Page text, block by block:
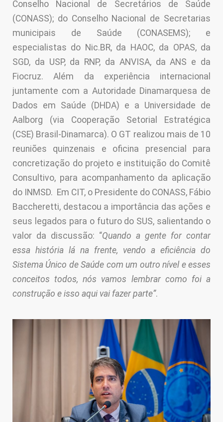
Conselho Nacional de Secretários de Saúde
(CONASS); do Conselho Nacional de Secretarias
municipais de Saúde (CONASEMS); e
especialistas do Nic.BR, da HAOC, da OPAS, da
SGD, da USP, da RNP, da ANVISA, da ANS e da
Fiocruz. Além da experiência internacional
juntamente com a Autoridade Dinamarquesa de
Dados em Saúde (DHDA) e a Universidade de
Aalborg (via Cooperação Setorial Estratégica
(CSE) Brasil-Dinamarca). O GT realizou mais de 10
reuniões quinzenais e oficina presencial para
concretização do projeto e instituição do Comitê
Consultivo, para acompanhamento da aplicação
do INMSD. Em CIT, o Presidente do CONASS, Fábio
Baccheretti, destacou a importância das ações e
seus legados para o futuro do SUS, salientando o
valor da discussão: “Quando a gente for contar
essa história lá na frente, vendo a eficiência do
Sistema Único de Saúde com um outro nível e esses
conceitos todos, nós vamos lembrar como foi a
construção e isso aqui vai fazer parte”.